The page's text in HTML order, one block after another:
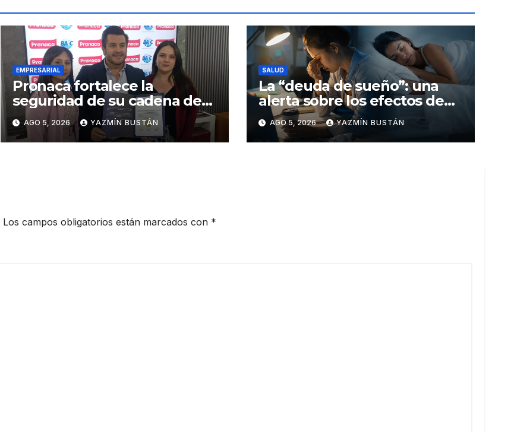
EMPRESARIAL
Pronaca fortalece la
seguridad de su cadena de
suministro con certificación
BASC en dos plantas
AGO 5, 2026 YAZMÍN BUSTÁN
SALUD
La “deuda de sueño”: una
alerta sobre los efectos de
dormir mal en la salud física
y mental
AGO 5, 2026 YAZMÍN BUSTÁN
Los campos obligatorios están marcados con *